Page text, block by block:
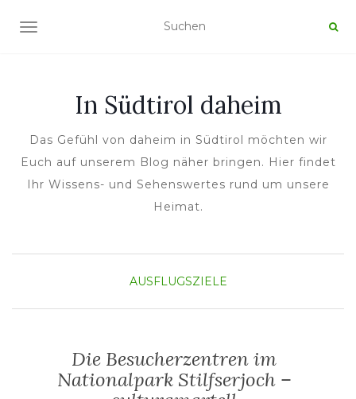
NAVIGATION UMSCHALTEN
In Südtirol daheim
Das Gefühl von daheim in Südtirol möchten wir
Euch auf unserem Blog näher bringen. Hier findet
Ihr Wissens- und Sehenswertes rund um unsere
Heimat.
AUSFLUGSZIELE
Die Besucherzentren im
Nationalpark Stilfserjoch –